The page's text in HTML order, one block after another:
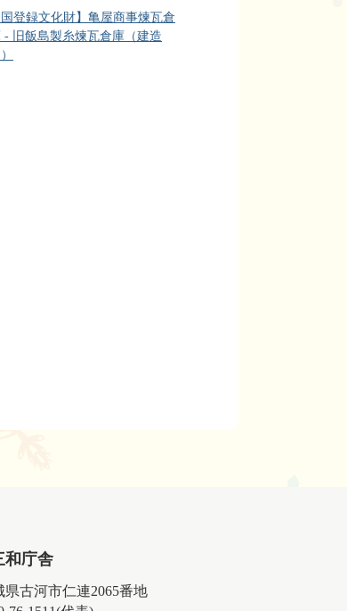
国登録文化財】亀屋商事煉瓦倉
- 旧飯島製糸煉瓦倉庫（建造
和庁舎
県古河市仁連2065番地